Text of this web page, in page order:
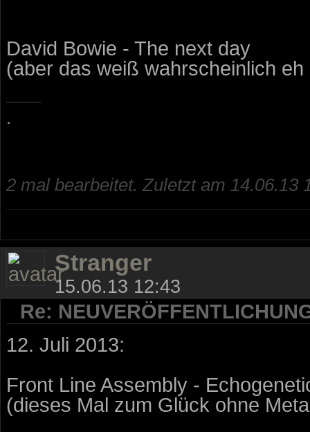
David Bowie - The next day
(aber das weiß wahrscheinlich
.
2 mal bearbeitet. Zuletzt am 14.06.13
Stranger
15.06.13 12:43
Re:
12. Juli 2013:
Front Line Assembly -
(dieses Mal zum Glück ohne